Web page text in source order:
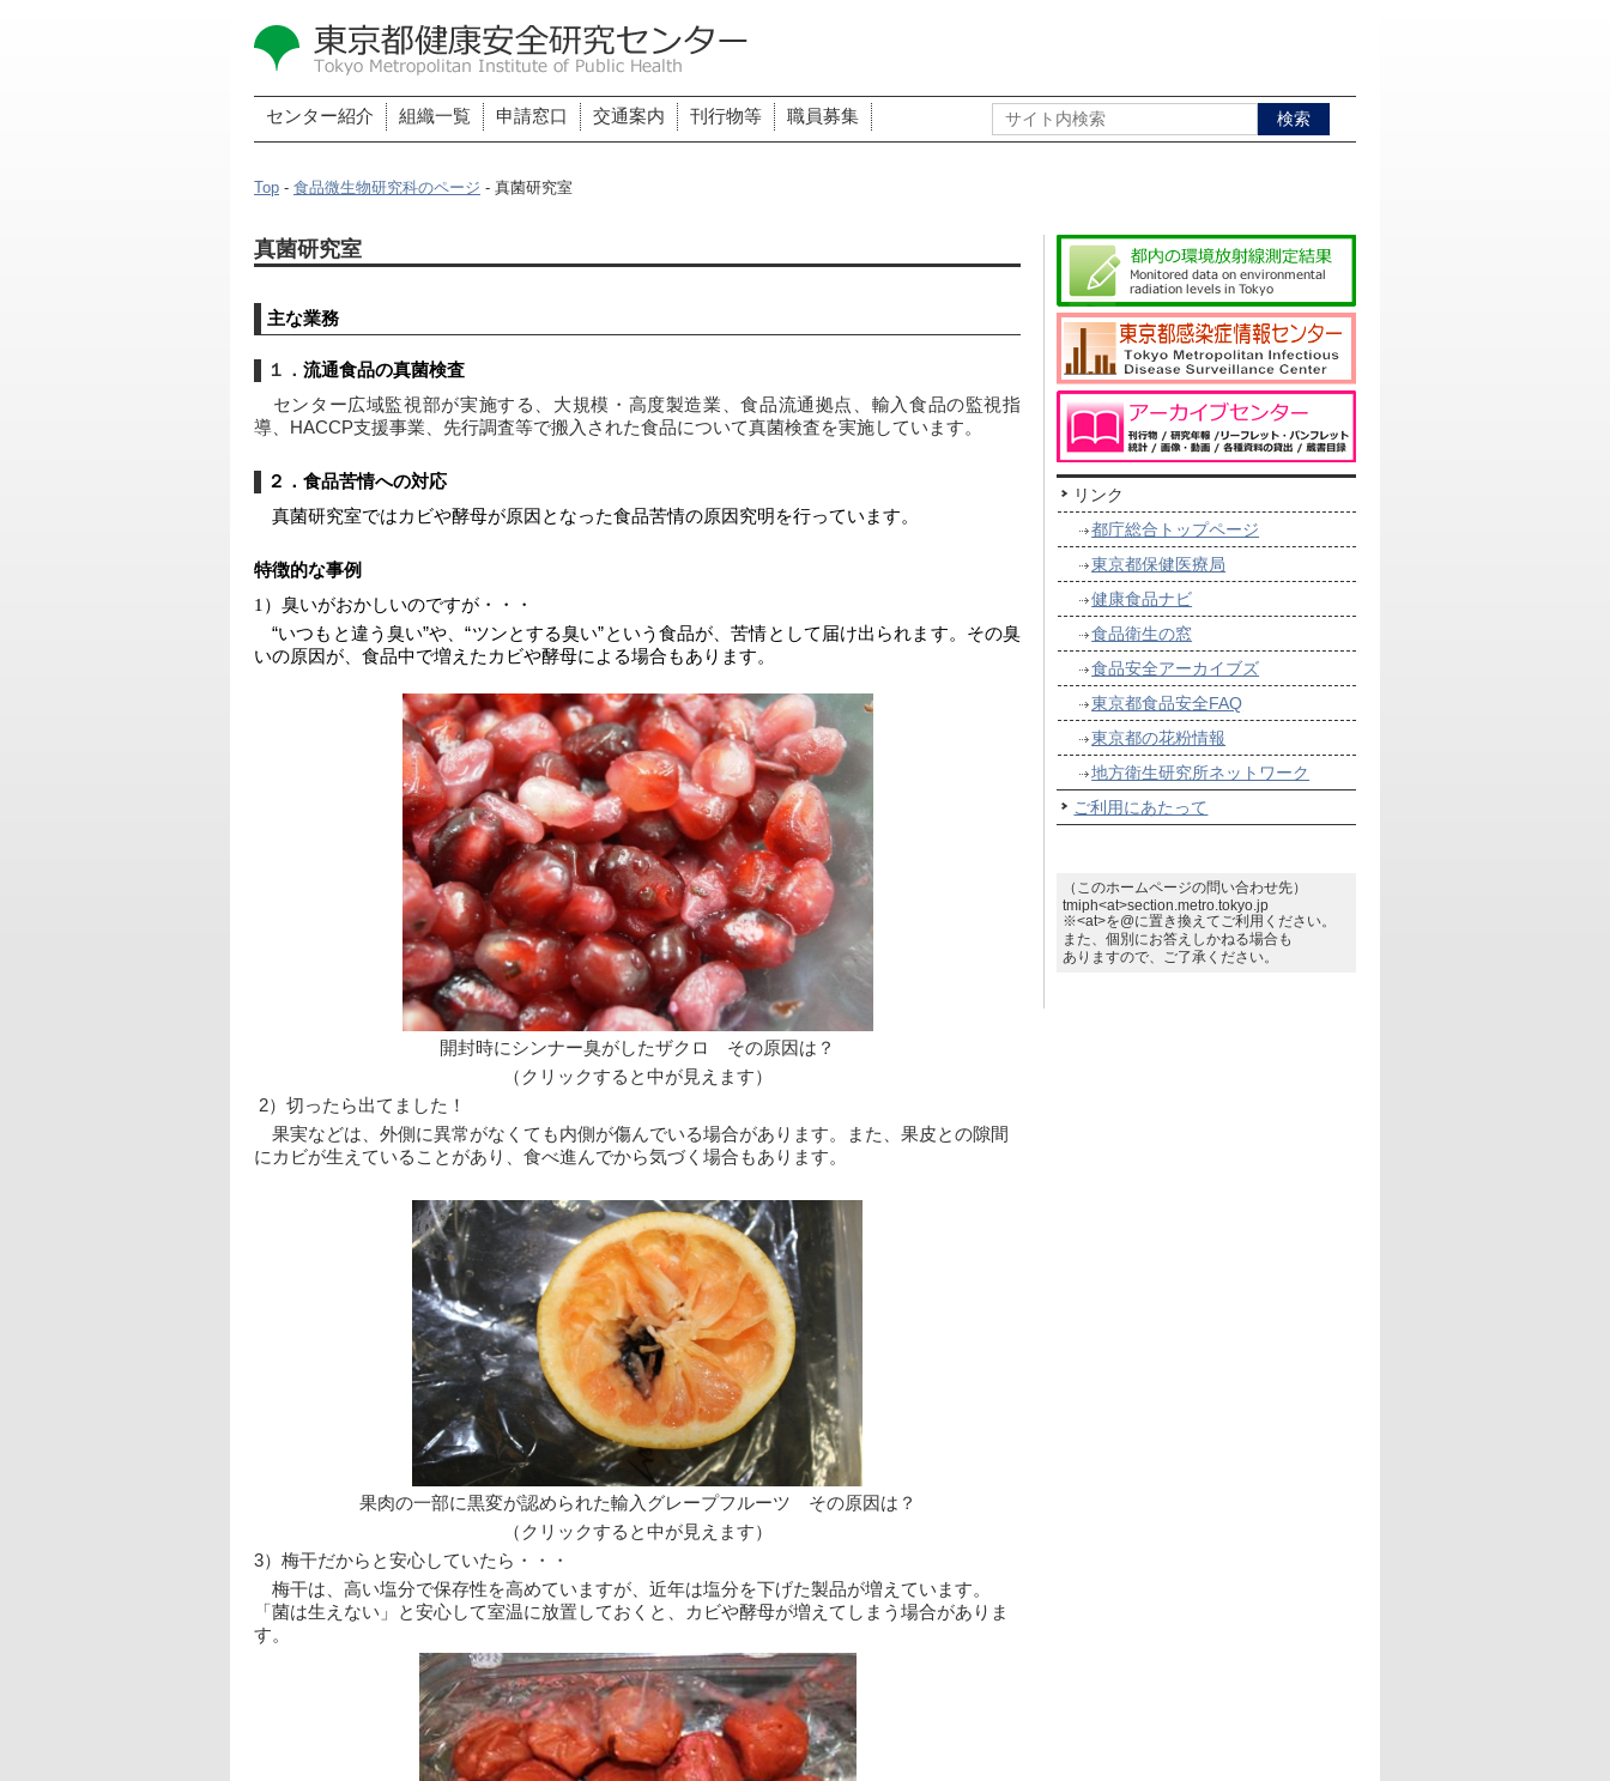
センター紹介 組織一覧 申請窓口 交通案内 刊行物等 職員募集
Top - 食品微生物研究科のページ - 真菌研究室
真菌研究室
主な業務
１． 流通食品の真菌検査
センター広域監視部が実施する、大規模・高度製造業、食品流通拠点、輸入食品の監視指
導、HACCP支援事業、先行調査等で搬入された食品について真菌検査を実施しています。
２． 食品苦情への対応
真菌研究室ではカビや酵母が原因となった食品苦情の原因究明を行っています。
特徴的な事例
1 ）臭いがおかしいのですが・・・
“いつもと違う臭い”や、“ツンとする臭い”という食品が、苦情として届け出られます。その臭
いの原因が、食品中で増えたカビや酵母による場合もあります。
開封時にシンナー臭がしたザクロ　その原因は？
（クリックすると中が見えます）
2）切ったら出てました！
果実などは、外側に異常がなくても内側が傷んでいる場合があります。また、果皮との隙間
にカビが生えていることがあり、食べ進んでから気づく場合もあります。
果肉の一部に黒変が認められた輸入グレープフルーツ　その原因は？
（クリックすると中が見えます）
3）梅干だからと安心していたら・・・
梅干は、高い塩分で保存性を高めていますが、近年は塩分を下げた製品が増えています。
「菌は生えない」と安心して室温に放置しておくと、カビや酵母が増えてしまう場合がありま
す。
リンク
都庁総合トップページ
東京都保健医療局
健康食品ナビ
食品衛生の窓
食品安全アーカイブズ
東京都食品安全FAQ
東京都の花粉情報
地方衛生研究所ネットワーク
ご利用にあたって
（このホームページの問い合わせ先）
tmiph<at>section.metro.tokyo.jp
※<at>を@に置き換えてご利用ください。
また、個別にお答えしかねる場合も
ありますので、ご了承ください。